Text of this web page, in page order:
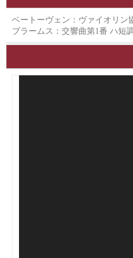
ベートーヴェン：ヴァイオリン
ブラームス：交響曲第1番 ハ短